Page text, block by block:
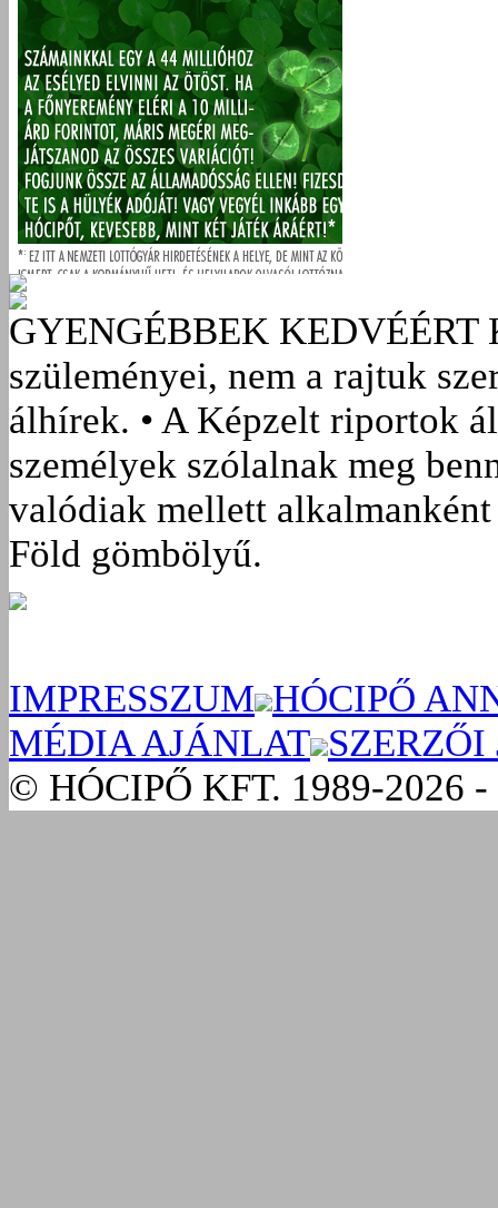
GYENGÉBBEK KEDVÉÉRT
szüleményei, nem a rajtuk
álhírek. • A Képzelt riportok
személyek szólalnak meg
valódiak mellett
Föld gömbölyű.
IMPRESSZUM HÓCIPŐ
MÉDIA AJÁNLAT SZERZŐI
© HÓCIPŐ KFT. 1989-2026